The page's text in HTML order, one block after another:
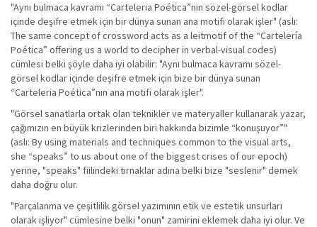
"Aynı bulmaca kavramı “Carteleria Poética”nın sözel-görsel kodlar
içinde deşifre etmek için bir dünya sunan ana motifi olarak işler" (aslı:
The same concept of crossword acts as a leitmotif of the “Cartelería
Poética” offering us a world to decipher in verbal-visual codes)
cümlesi belki şöyle daha iyi olabilir: "Aynı bulmaca kavramı sözel-
görsel kodlar içinde deşifre etmek için bize bir dünya sunan
“Carteleria Poética”nın ana motifi olarak işler".
"Görsel sanatlarla ortak olan teknikler ve materyaller kullanarak yazar,
çağımızın en büyük krizlerinden biri hakkında bizimle “konuşuyor”"
(aslı: By using materials and techniques common to the visual arts,
she “speaks” to us about one of the biggest crises of our epoch)
yerine, "speaks" fiilindeki tırnaklar adına belki bize "seslenir" demek
daha doğru olur.
"Parçalanma ve çeşitlilik görsel yazımının etik ve estetik unsurları
olarak işliyor" cümlesine belki "onun" zamirini eklemek daha iyi olur. Ve